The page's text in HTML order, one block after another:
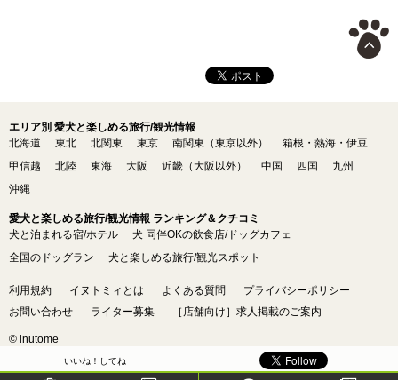
いいね！してね
エリア別 愛犬と楽しめる旅行/観光情報
北海道
東北 北関東 東京 南関東（東京以外）
箱根・熱海・伊豆
甲信越
北陸 東海 大阪 近畿（大阪以外） 中国 四国
九州
沖縄
愛犬と楽しめる旅行/観光情報 ランキング＆クチコミ
犬と泊まれる宿/ホテル
犬 同伴OKの飲食店/ドッグカフェ
全国のドッグラン
犬と楽しめる旅行/観光スポット
利用規約 イヌトミィとは よくある質問
プライバシーポリシー
お問い合わせ
ライター募集 ［店舗向け］求人掲載のご案内
© inutome